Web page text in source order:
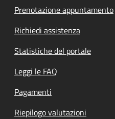
Prenotazione appuntamento
Richiedi assistenza
Statistiche del portale
Leggi le FAQ
Pagamenti
Riepilogo valutazioni